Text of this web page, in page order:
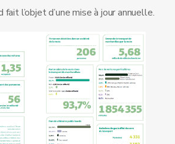
l’objet d’une mise à jour annuelle.